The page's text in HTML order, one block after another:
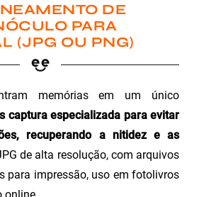
DE
PARA
(JPG OU PNG)
memórias em um único
captura especializada para evitar
recuperando a nitidez e as
de alta resolução, com arquivos
para impressão, uso em fotolivros